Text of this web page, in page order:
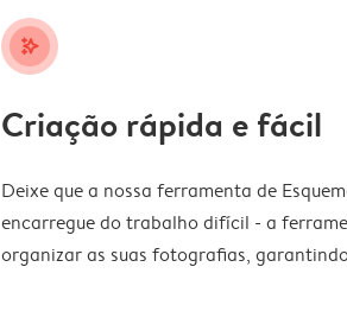
stars_plus
Criação rápida e fácil
Deixe que a nossa ferramenta de
encarregue do trabalho difícil - a
organizar as suas fotografias,